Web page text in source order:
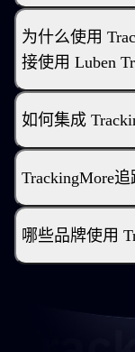
为什么使用
接使用 Luben
如何集成
TrackingMore
哪些品牌使用